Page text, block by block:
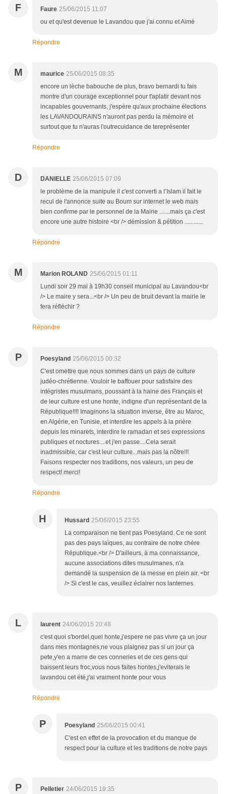
F Faure 25/06/2015 11:07
ou et qu'est devenue le Lavandou que j'ai connu et Aimé
Répondre
M maurice 25/06/2015 08:35
encore un lèche babouche de plus, bravo bernardi tu fais
montre d'un courage exceptionnel pour t'aplatir devant nos
incapables gouvernants, j'espère qu'aux prochaine élections
les LAVANDOURAINS n'auront pas perdu la mémoire et
surtout que tu n'auras l'outrecuidance de tereprésenter
Répondre
D DANIELLE 25/06/2015 07:09
le problème de la manipule il c'est converti a l’Islam il fait le
recul de l'annonce suite au Boum sur internet le web mais
bien confirme par le personnel de la Mairie .......mais ça c'est
encore une autre histoire <br /> démission & pétition ............
Répondre
M Marion ROLAND 25/06/2015 01:11
Lundi soir 29 mai à 19h30 conseil municipal au Lavandou<br
/> Le maire y sera...<br /> Un peu de bruit devant la mairie le
fera réfléchir ?
Répondre
P Poesyland 25/06/2015 00:32
C'est omettre que nous sommes dans un pays de culture
judéo-chrétienne. Vouloir le baffouer pour satisfaire des
intégristes musulmans, poussant à la haine des Français et
de leur culture est une honte, indigne d'un représentant de la
République!!!! Imaginons la situation inverse, être au Maroc,
en Algérie, en Tunisie, et interdire les appels à la prière
depuis les minarets, interdire le ramadan et ses expressions
publiques et noctures... et j'en passe... Cela serait
inadmissible, car c'est leur culture...mais pas la nôtre!!!
Faisons respecter nos traditions, nos valeurs, un peu de
respect! merci!
Répondre
H Hussard 25/06/2015 23:55
La comparaison ne tient pas Poesyland. Ce ne sont
pas des pays laïques, au contraire de notre chère
République.<br /> D'ailleurs, à ma connaissance,
aucune associations dites musulmanes, n'a
demandé la suspension de la messe en plein air. <br
/> Si c'est le cas, veuillez éclairer nos lanternes.
L laurent 24/06/2015 20:48
c'est quoi s'bordel,quel honte,j'espere ne pas vivre ça un jour
dans mes montagnes,ne vous plaignez pas si un jour ça
pete,y'en a marre de ces conneries et de ces gens qui
baissent leurs froc,vous nous faites hontes,j'eviterais le
lavandou cet été,j'ai vraiment honte pour vous
Répondre
P Poesyland 25/06/2015 00:41
C'est en effet de la provocation et du manque de
respect pour la culture et les traditions de notre pays
P Pelletier 24/06/2015 19:35